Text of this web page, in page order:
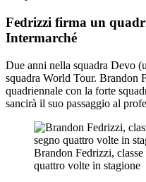
Fedrizzi firma un
Intermarché
Due anni nella squadra Devo
squadra World Tour. Brandon
quadriennale con la forte
sancirà il suo passaggio al
Brandon Fedrizzi,
quattro volte in stagione